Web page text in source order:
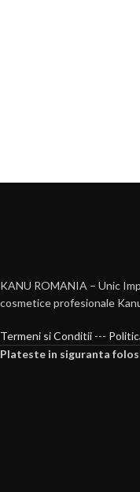
KANU ROMANIA – Unic
cosmetice profesionale
Termeni si Conditii ---
Plateste in siguranta